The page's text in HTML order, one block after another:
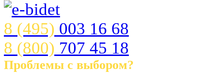
8 (495) 003 16 68
8 (800) 707 45 18
Проблемы с выбором?